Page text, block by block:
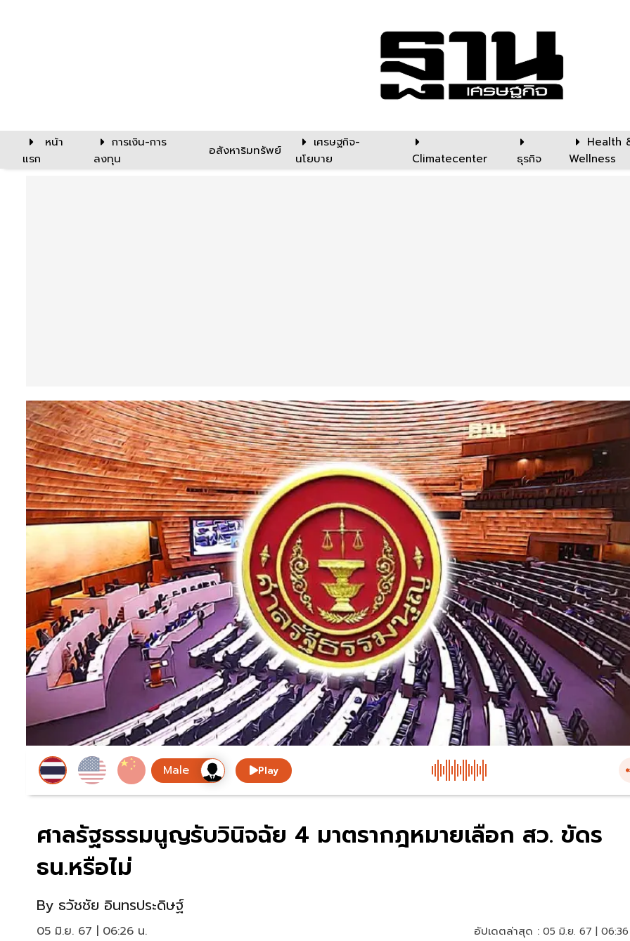
หน้า
แรก
การเงิน-การ
ลงทุน
อสังหาริมทรัพย์
เศรษฐกิจ-
นโยบาย
Climatecenter ธุรกิจ
Health
Wellness
Play
ศาลรัฐธรรมนูญรับวินิจฉัย 4 มาตรากฎหมายเลือก สว. ขัดร
ธน.หรือไม่
By ธวัชชัย อินทรประดิษฐ์
05 มิ.ย. 67 | 06:26 น. อัปเดตล่าสุด : 05 มิ.ย. 67 |